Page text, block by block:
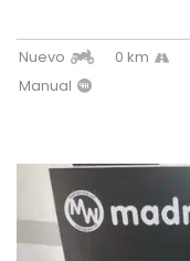
Nuevo 0 km
Manual